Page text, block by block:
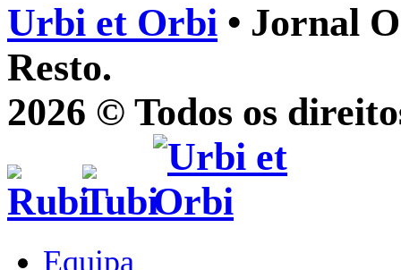
Urbi et Orbi • Jornal
Resto.
2026 © Todos os
Equipa